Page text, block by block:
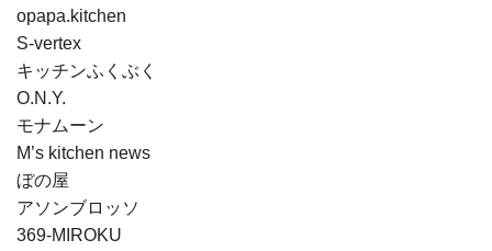
opapa.kitchen
S-vertex
キッチンふくぶく
O.N.Y.
モナムーン
M’s kitchen news
ぼの屋
アソンブロッソ
369-MIROKU